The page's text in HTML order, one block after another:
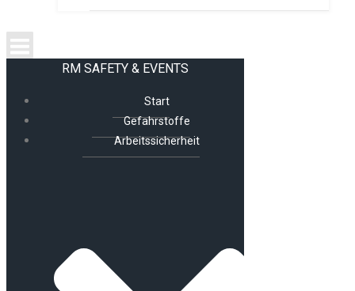
RM SAFETY & EVENTS
Start
Gefahrstoffe
Arbeitssicherheit